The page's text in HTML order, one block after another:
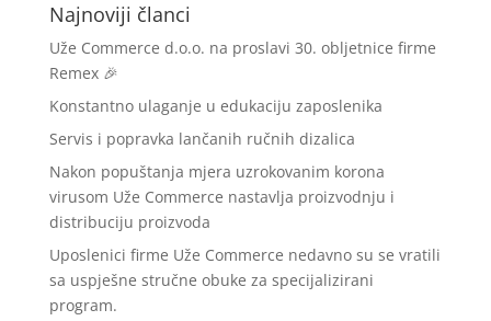
Najnoviji članci
Uže Commerce d.o.o. na proslavi 30. obljetnice firme
Remex 🎉
Konstantno ulaganje u edukaciju zaposlenika
Servis i popravka lančanih ručnih dizalica
Nakon popuštanja mjera uzrokovanim korona
virusom Uže Commerce nastavlja proizvodnju i
distribuciju proizvoda
Uposlenici firme Uže Commerce nedavno su se vratili
sa uspješne stručne obuke za specijalizirani
program.